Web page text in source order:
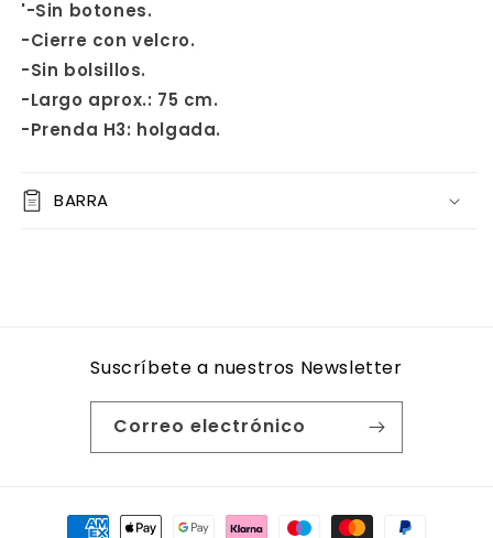
'-Sin botones.
-Cierre con velcro.
-Sin bolsillos.
-Largo aprox.: 75 cm.
-Prenda H3: holgada.
BARRA
Suscríbete a nuestros Newsletter
Correo electrónico
Formas